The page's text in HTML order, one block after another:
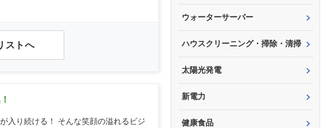
ストへ
入り続ける！ そんな笑顔の溢れるビジ
ウォーターサーバー
ハウスクリーニング・掃除・清掃
太陽光発電
新電力
健康食品